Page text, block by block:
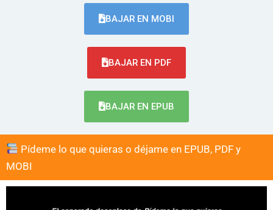
BAJAR EN MOBI
BAJAR EN PDF
BAJAR EN EPUB
Pídeme lo que quieras o déjame en EPUB, PDF y
MOBI